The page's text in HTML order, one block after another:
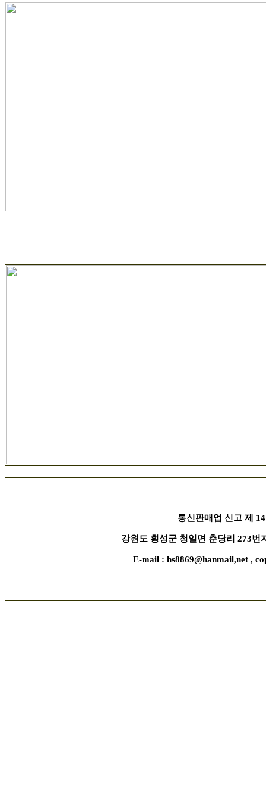
통신판매업 신고 제
강원도 횡성군 청일면 춘당리 273번
E-mail : hs8869@hanmail,net ,